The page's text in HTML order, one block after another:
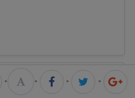
lập trình web
• • • •